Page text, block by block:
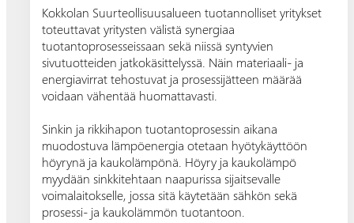
Kokkolan Suurteollisuusalueen tuotannolliset yritykset
toteuttavat yritysten välistä synergiaa
tuotantoprosesseissaan sekä niissä syntyvien
sivutuotteiden jatkokäsittelyssä. Näin materiaali- ja
energiavirrat tehostuvat ja prosessijätteen määrää
voidaan vähentää huomattavasti.
Sinkin ja rikkihapon tuotantoprosessin aikana
muodostuva lämpöenergia otetaan hyötykäyttöön
höyrynä ja kaukolämpönä. Höyry ja kaukolämpö
myydään sinkkitehtaan naapurissa sijaitsevalle
voimalaitokselle, jossa sitä käytetään sähkön sekä
prosessi- ja kaukolämmön tuotantoon.